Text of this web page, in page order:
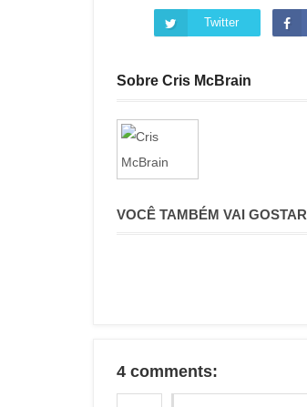
Twitter
Sobre Cris McBrain
VOCÊ TAMBÉM VAI GOSTAR
4 comments: